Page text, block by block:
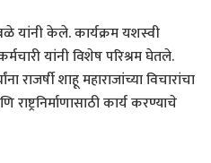
यांनी केले. कार्यक्रम यशस्वी
यांनी विशेष परिश्रम घेतले.
राजर्षी शाहू महाराजांच्या विचारांचा
कार्य करण्याचे